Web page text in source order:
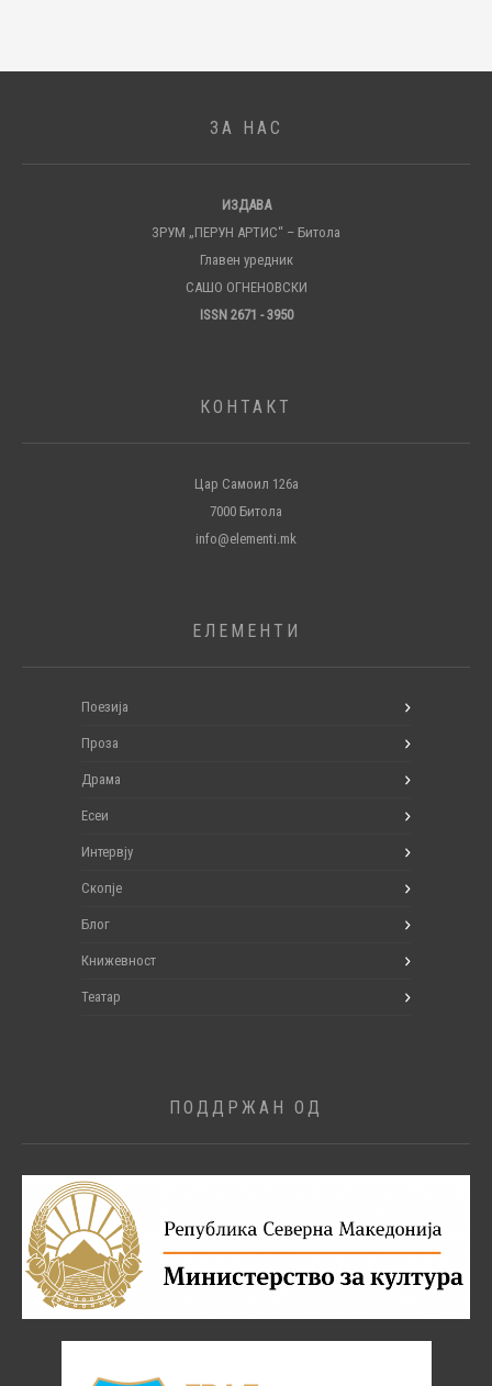
ЗА НАС
ИЗДАВА
ЗРУМ „ПЕРУН АРТИС“ – Битола
Главен уредник
САШО ОГНЕНОВСКИ
ISSN 2671 - 3950
КОНТАКТ
Цар Самоил 126а
7000 Битола
info@elementi.mk
ЕЛЕМЕНТИ
Поезија
Проза
Драма
Есеи
Интервју
Скопје
Блог
Книжевност
Театар
ПОДДРЖАН ОД